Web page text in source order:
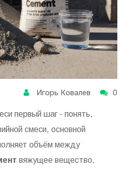
Игорь Ковалев 0
первый шаг - понять,
смеси, основной
объём между
вяжущее вещество,